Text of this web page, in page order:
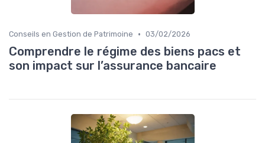
Conseils en Gestion de Patrimoine • 03/02/2026
Comprendre le régime des biens pacs et
son impact sur l’assurance bancaire